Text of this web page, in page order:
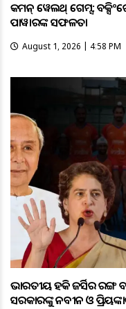
କମନ୍ ୱେଲଥ୍ ଗେମ୍ସ:
ପାୱାରଙ୍କ ସଫଳତା
August 1, 2026 | 4:58 PM
ଭାରତୀୟ ହକି ଜର୍ସିର
ସରକାରଙ୍କୁ ନବୀନ ଓ